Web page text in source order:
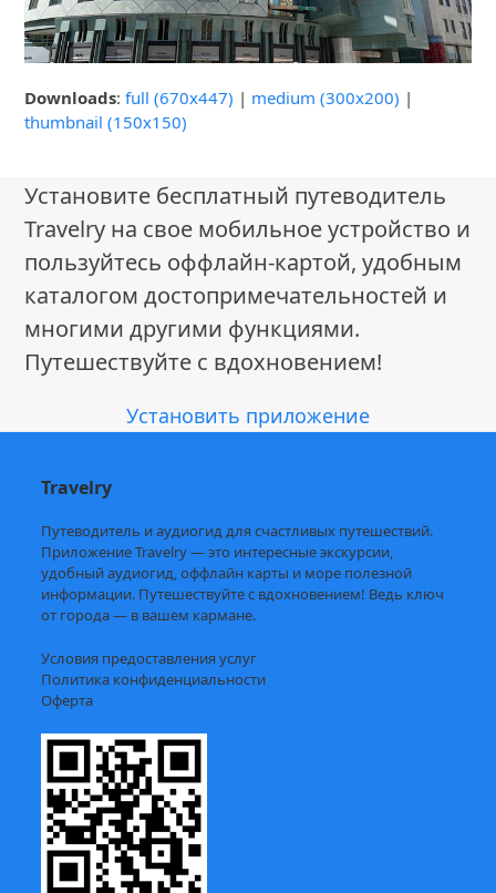
Downloads:full (670x447) | medium (300x200) |
thumbnail (150x150)
Установите бесплатный путеводитель
Travelry на свое мобильное устройство и
пользуйтесь оффлайн-картой, удобным
каталогом достопримечательностей и
многими другими функциями.
Путешествуйте с вдохновением!
Установить приложение
Travelry
Путеводитель и аудиогид для счастливых путешествий.
Приложение Travelry — это интересные экскурсии,
удобный аудиогид, оффлайн карты и море полезной
информации. Путешествуйте с вдохновением! Ведь ключ
от города — в вашем кармане.
Условия предоставления услуг
Политика конфиденциальности
Оферта